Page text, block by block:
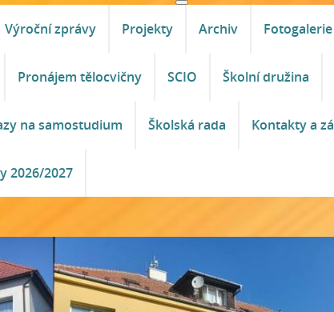
Výroční zprávy Projekty Archiv Fotogalerie
Pronájem tělocvičny SCIO Školní družina
na samostudium Školská rada Kontakty a
2026/2027